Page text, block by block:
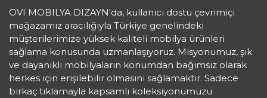
OVI MOBILYA DIZAYN'da, kullanıcı dostu çevrimiçi
mağazamız aracılığıyla Türkiye genelindeki
müşterilerimize yüksek kaliteli mobilya ürünleri
sağlama konusunda uzmanlaşıyoruz. Misyonumuz, şık
ve dayanıklı mobilyaların konumdan bağımsız olarak
herkes için erişilebilir olmasını sağlamaktır. Sadece
birkaç tıklamayla kapsamlı koleksiyonumuzu